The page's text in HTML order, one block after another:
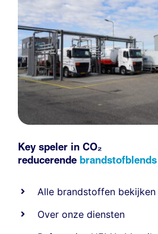
Key speler in CO₂
reducerende brandstofblends
Alle brandstoffen bekijken
Over onze diensten